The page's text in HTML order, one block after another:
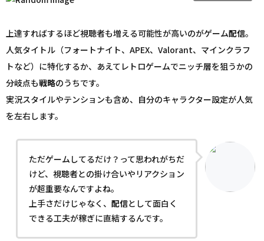
上達すればするほど視聴者も増える可能性が高いのがゲーム配信。
人気タイトル（フォートナイト、APEX、Valorant、マインクラフ
トなど）に特化するか、あえてレトロゲームでニッチ層を狙うかの
分岐点も戦略のうちです。
実況スタイルやテンションも含め、自分のキャラクター設定が人気
を左右します。
ただゲームしてるだけ？って思われがちだ
けど、視聴者との掛け合いやリアクション
が超重要なんですよね。
上手さだけじゃなく、 配信として面白く
できる工夫が稼ぎに直結するんです。